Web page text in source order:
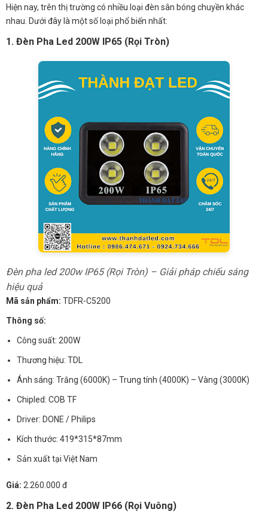
Hiện nay, trên thị trường có nhiều loại đèn sân bóng chuyền khác
nhau. Dưới đây là một số loại phổ biến nhất:
1. Đèn Pha Led 200W IP65 (Rọi Tròn)
Đèn pha led 200w IP65 (Rọi Tròn) – Giải pháp chiếu sáng
hiệu quả
Mã sản phẩm: TDFR-C5200
Thông số:
Công suất: 200W
Thương hiệu: TDL
Ánh sáng: Trắng (6000K) – Trung tính (4000K) – Vàng (3000K)
Chipled: COB TF
Driver: DONE / Philips
Kích thước: 419*315*87mm
Sản xuất tại Việt Nam
Giá: 2.260.000 đ
2. Đèn Pha Led 200W IP66 (Rọi Vuông)